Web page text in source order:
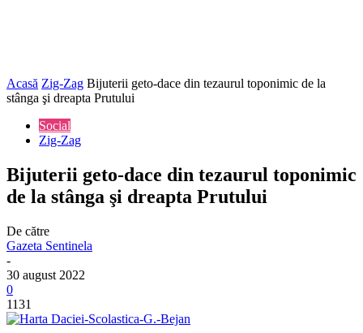
Acasă Zig-Zag Bijuterii geto-dace din tezaurul toponimic de la
stânga şi dreapta Prutului
Social
Zig-Zag
Bijuterii geto-dace din tezaurul toponimic
de la stânga şi dreapta Prutului
De către
Gazeta Sentinela
-
30 august 2022
0
1131